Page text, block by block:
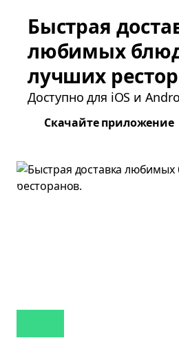
Быстрая
любимых
лучших
Доступно для iOS и
Скачайте приложение